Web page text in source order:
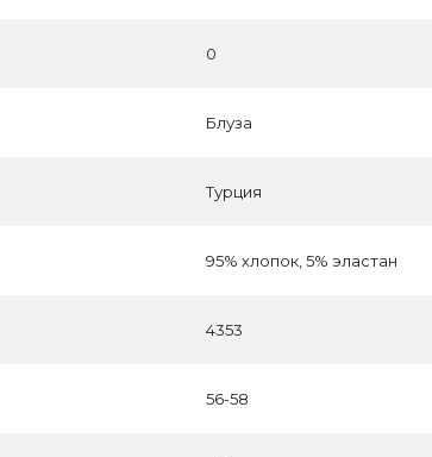
0
Блуза
Турция
95% хлопок, 5% эластан
4353
56-58